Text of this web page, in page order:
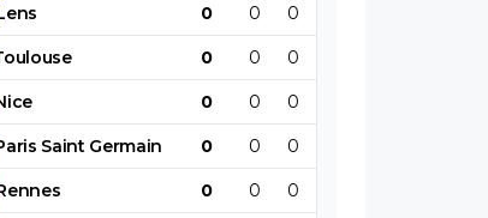
0 0 0
0 0 0
0 0 0
Saint Germain 0 0 0
0 0 0